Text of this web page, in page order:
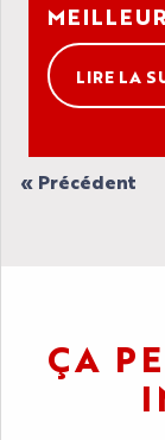
LIRE LA
« Précédent
ÇA